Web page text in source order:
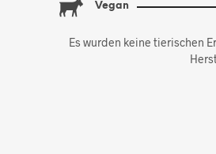
Vegan
Es wurden keine tierischen